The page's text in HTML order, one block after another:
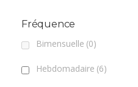
Fréquence
Bimensuelle (0)
Hebdomadaire (6)